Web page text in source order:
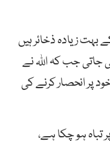
بہت زیادہ ذخائر ہیں
جاتی جب کہ اللہ نے
پر انحصار کرنے کی
تباہ ہو چکا ہے،